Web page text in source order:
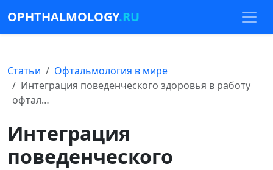
OPHTHALMOLOGY.RU
Статьи
Офтальмология в мире
Интеграция поведенческого здоровья в работу
офтал…
Интеграция
поведенческого